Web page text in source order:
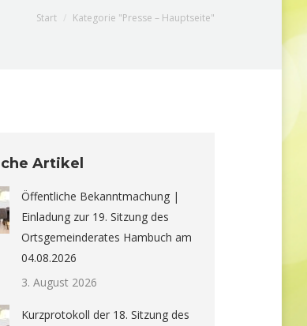
Sie befinden sich hier:
Start Kategorie "Presse – Hauptseite"
Artikel
Öffentliche Bekanntmachung |
Einladung zur 19. Sitzung des
Ortsgemeinderates Hambuch am
04.08.2026
3. August 2026
Kurzprotokoll der 18. Sitzung des